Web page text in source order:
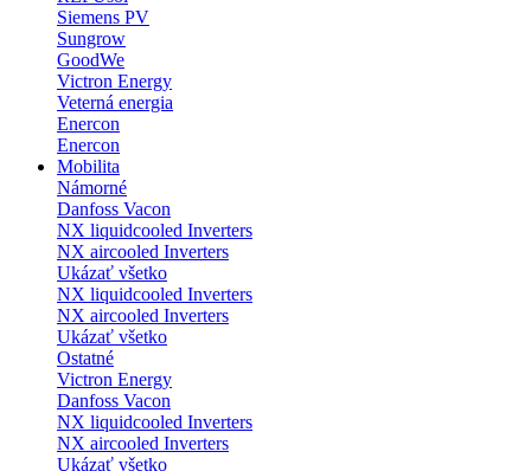
Siemens PV
Sungrow
GoodWe
Victron Energy
Veterná energia
Enercon
Enercon
Mobilita
Námorné
Danfoss Vacon
NX liquidcooled Inverters
NX aircooled Inverters
Ukázať všetko
NX liquidcooled Inverters
NX aircooled Inverters
Ukázať všetko
Ostatné
Victron Energy
Danfoss Vacon
NX liquidcooled Inverters
NX aircooled Inverters
Ukázať všetko